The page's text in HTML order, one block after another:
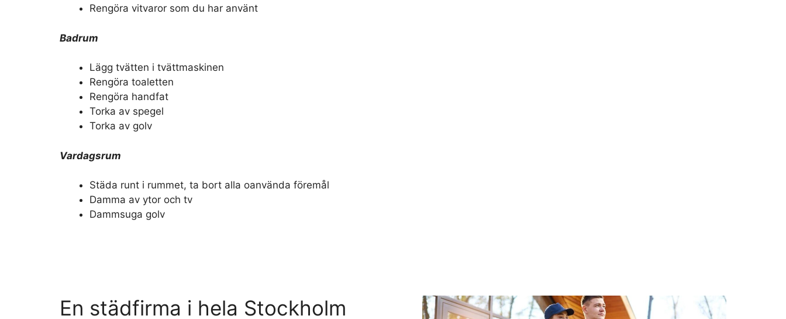
Rengöra vitvaror som du har använt
Badrum
Lägg tvätten i tvättmaskinen
Rengöra toaletten
Rengöra handfat
Torka av spegel
Torka av golv
Vardagsrum
Städa runt i rummet, ta bort alla oanvända föremål
Damma av ytor och tv
Dammsuga golv
En städfirma i hela Stockholm